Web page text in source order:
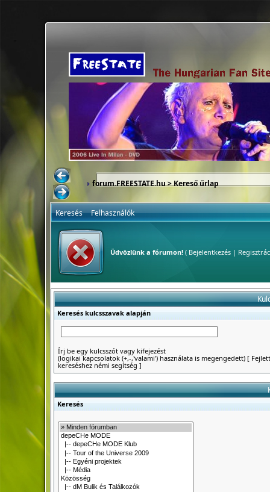
forum.FREESTATE.hu> Kereső űrlap
Keresés Felhasználók
Üdvözlünk a fórumon!( Bejelentkezés|
Keresés kulcsszavak alapján
Írj be egy kulcsszót vagy kifejezést
(logikai kapcsolatok (+,-,'valami') használata is megengedett)[
kereséshez némi segítség ]
Keresés